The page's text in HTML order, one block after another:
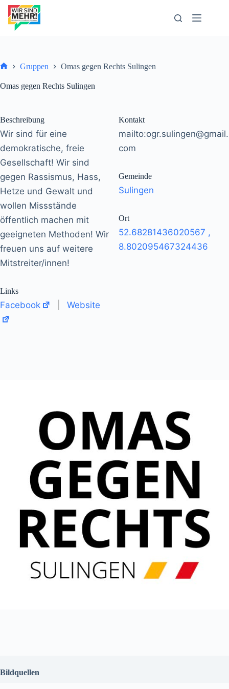
Zum
Inhalt
springen
Gruppen Omas gegen Rechts Sulingen
Omas gegen Rechts Sulingen
Beschreibung
Wir sind für eine
demokratische, freie
Gesellschaft! Wir sind
gegen Rassismus, Hass,
Hetze und Gewalt und
wollen Missstände
öffentlich machen mit
geeigneten Methoden! Wir
freuen uns auf weitere
Mitstreiter/innen!
Links
Facebook Website
Kontakt
mailto:ogr.sulingen@gmail.
com
Gemeinde
Sulingen
Ort
52.68281436020567 ,
8.802095467324436
Bildquellen